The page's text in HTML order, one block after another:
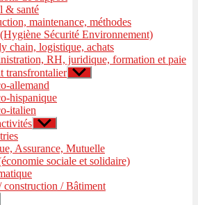
& santé
maintenance, méthodes
Sécurité Environnement)
chain, logistique, achats
RH, juridique, formation et paie
transfrontalier Afficher
allemand
hispanique
italien
Afficher
sous-
menu
Assurance, Mutuelle
sociale et solidaire)
construction / Bâtiment